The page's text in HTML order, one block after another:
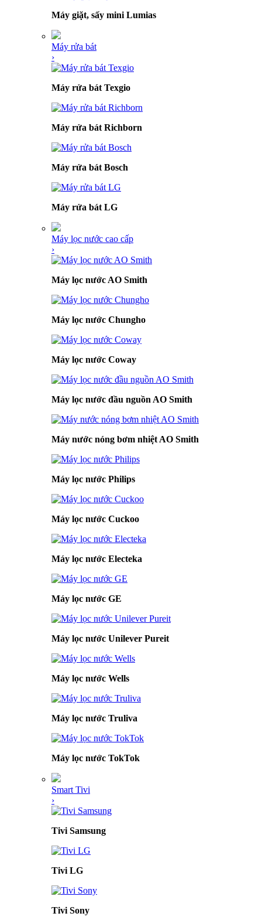
Máy giặt, sấy mini Lumias
Máy rửa bát
›
Máy rửa bát Texgio
Máy rửa bát Richborn
Máy rửa bát Bosch
Máy rửa bát LG
Máy lọc nước cao cấp
›
Máy lọc nước AO Smith
Máy lọc nước Chungho
Máy lọc nước Coway
Máy lọc nước đầu nguồn AO Smith
Máy nước nóng bơm nhiệt AO Smith
Máy lọc nước Philips
Máy lọc nước Cuckoo
Máy lọc nước Electeka
Máy lọc nước GE
Máy lọc nước Unilever Pureit
Máy lọc nước Wells
Máy lọc nước Truliva
Máy lọc nước TokTok
Smart Tivi
›
Tivi Samsung
Tivi LG
Tivi Sony